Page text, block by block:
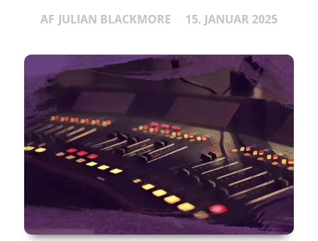
AF JULIAN BLACKMORE 15. JANUAR 2025